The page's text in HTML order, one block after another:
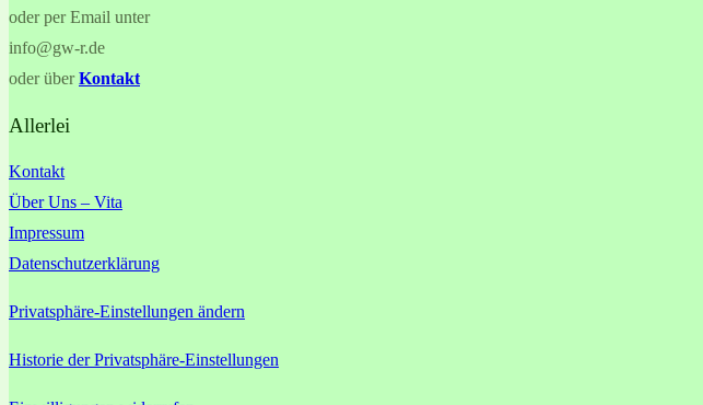
oder per Email unter
info@gw-r.de
oder überKontakt
Allerlei
Kontakt
Über Uns – Vita
Impressum
Datenschutzerklärung
Privatsphäre-Einstellungen ändern
Historie der Privatsphäre-Einstellungen